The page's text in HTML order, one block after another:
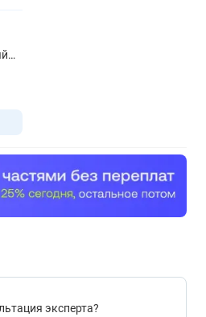
эксперта?